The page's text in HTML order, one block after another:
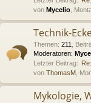
von Mycelio ,
Technik-
Themen: 211
Moderatoren:
Letzter Beitrag:
von ThomasM ,
Mykologie,